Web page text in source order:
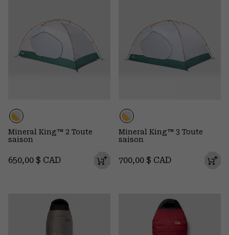
Mineral King™ 2 Toute
saison
Regular price:
650,00 $ CAD
Mineral King™ 3 Toute
saison
Regular price:
700,00 $ CAD